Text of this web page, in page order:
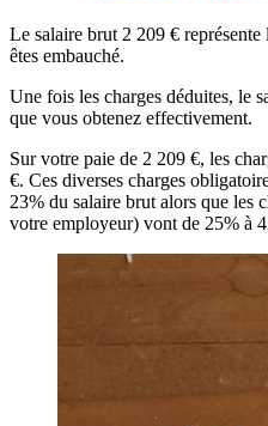
Le salaire brut 2 209 €
êtes embauché.
Une fois les charges déduites, le
que vous obtenez effectivement.
Sur votre paie de 2 209 €, les
€. Ces diverses charges
23% du salaire brut alors que les
votre employeur) vont de 25% à